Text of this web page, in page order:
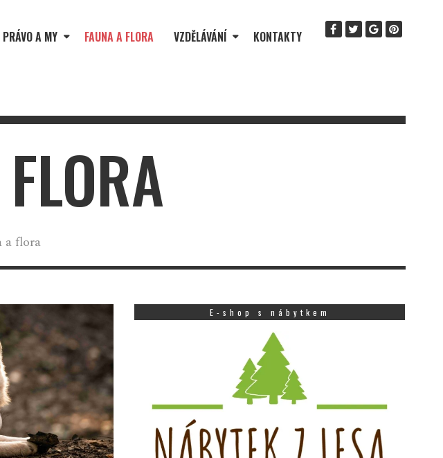
PRÁVO A MY FAUNA A FLORA VZDĚLÁVÁNÍ KONTAKTY
a flora
E-shop s nábytkem